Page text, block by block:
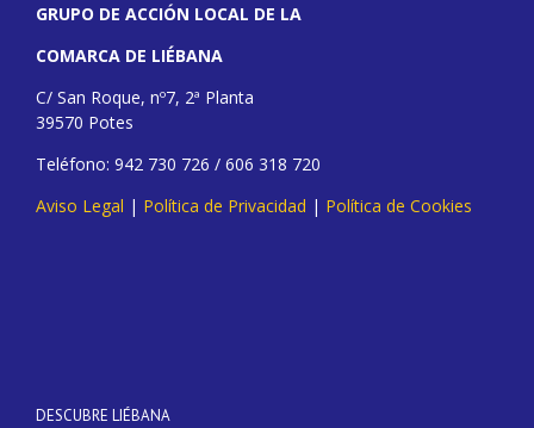
GRUPO DE ACCIÓN LOCAL DE LA
COMARCA DE LIÉBANA
C/ San Roque, nº7, 2ª Planta
39570 Potes
Teléfono: 942 730 726 / 606 318 720
Aviso Legal | Política de Privacidad | Política de Cookies
DESCUBRE LIÉBANA